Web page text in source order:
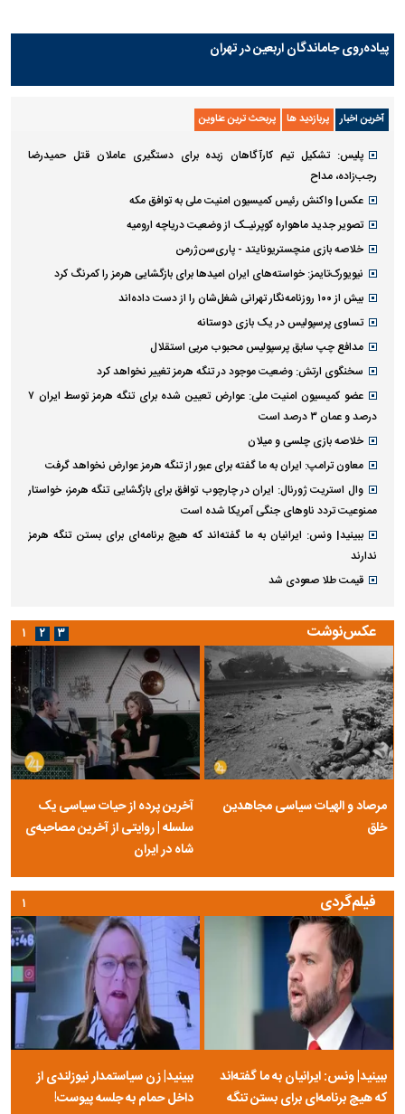
پیاده‌روی جاماندگان اربعین در تهران
آخرین اخبار پربازدید ها پربحث ترین عناوین
پلیس: تشکیل تیم کارآگاهان زبده برای دستگیری عاملان قتل حمیدرضا
رجب‌زاده، مداح
عکس| واکنش رئیس کمیسیون امنیت ملی به توافق مکه
تصویر جدید ماهواره کوپرنیـک از وضعیت دریاچه ارومیه
خلاصه بازی منچستریونایتد - پاری‌سن‌ژرمن
نیویورک‌تایمز: خواسته‌های ایران امیدها برای بازگشایی هرمز را کمرنگ کرد
بیش از ۱۰۰ روزنامه‌نگار تهرانی شغل‌شان را از دست داده‌اند
تساوی پرسپولیس در یک بازی دوستانه
مدافع چپ سابق پرسپولیس محبوب مربی استقلال
سخنگوی ارتش: وضعیت موجود در تنگه هرمز تغییر نخواهد کرد
عضو کمیسیون امنیت ملی: عوارض تعیین شده برای تنگه هرمز توسط ایران ۷
درصد و عمان ۳ درصد است
خلاصه بازی چلسی و میلان
معاون ترامپ: ایران به ما گفته برای عبور از تنگه هرمز عوارض نخواهد گرفت
وال استریت ژورنال: ایران در چارچوب توافق برای بازگشایی تنگه هرمز، خواستار
ممنوعیت تردد ناو‌های جنگی آمریکا شده است
ببینید| ونس: ایرانیان به ما گفته‌اند که هیچ برنامه‌ای برای بستن تنگه هرمز
ندارند
قیمت طلا صعودی شد
عکس‌نوشت
مرصاد و الهیات سیاسی مجاهدین
خلق
آخرین پرده از حیات سیاسی یک
سلسله | روایتی از آخرین مصاحبه‌ی
شاه در ایران
۱ ۲ ۳
فیلم‌گردی
ببینید| ونس: ایرانیان به ما گفته‌اند
که هیچ برنامه‌ای برای بستن تنگه
ببینید| زن سیاستمدار نیوزلندی از
داخل حمام به جلسه پیوست!
۱